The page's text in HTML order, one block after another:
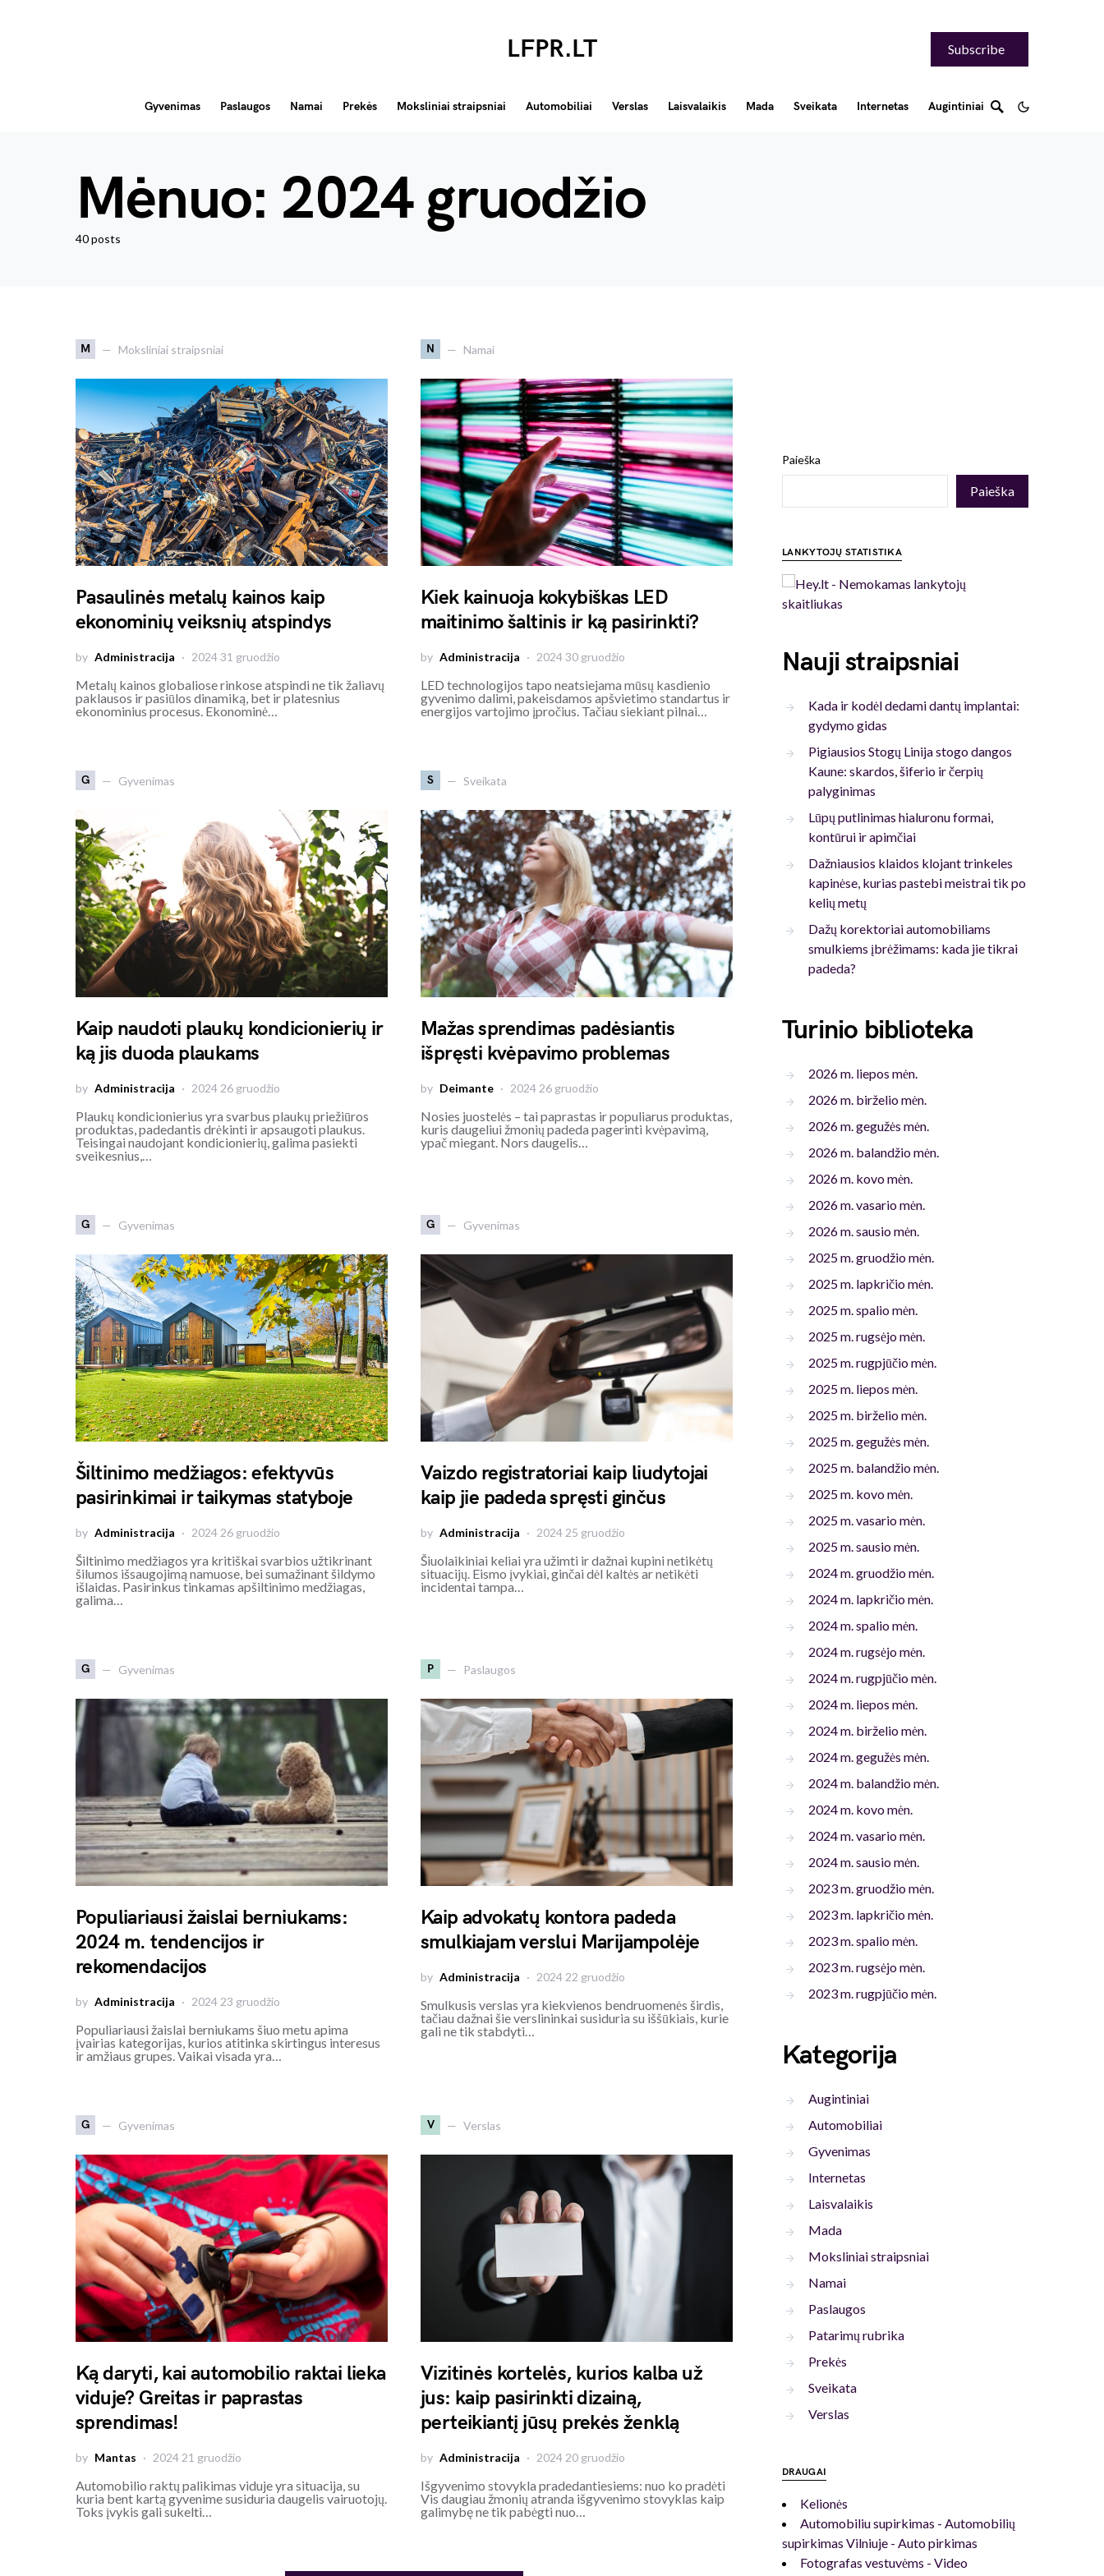
LFPR.LT Subscribe
Gyvenimas Paslaugos Namai Prekės Moksliniai straipsniai Automobiliai Verslas Laisvalaikis Mada Sveikata Internetas Augintiniai
Mėnuo: 2024 gruodžio
40 posts
M Moksliniai straipsniai
Pasaulinės metalų kainos kaip
ekonominių veiksnių atspindys
by Administracija 2024 31 gruodžio
Metalų kainos globaliose rinkose atspindi ne tik žaliavų
paklausos ir pasiūlos dinamiką, bet ir platesnius
ekonominius procesus. Ekonominė…
N Namai
Kiek kainuoja kokybiškas LED
maitinimo šaltinis ir ką pasirinkti?
by Administracija 2024 30 gruodžio
LED technologijos tapo neatsiejama mūsų kasdienio
gyvenimo dalimi, pakeisdamos apšvietimo standartus ir
energijos vartojimo įpročius. Tačiau siekiant pilnai…
G Gyvenimas
Kaip naudoti plaukų kondicionierių ir
ką jis duoda plaukams
by Administracija 2024 26 gruodžio
Plaukų kondicionierius yra svarbus plaukų priežiūros
produktas, padedantis drėkinti ir apsaugoti plaukus.
Teisingai naudojant kondicionierių, galima pasiekti
sveikesnius,…
S Sveikata
Mažas sprendimas padėsiantis
išpręsti kvėpavimo problemas
by Deimante 2024 26 gruodžio
Nosies juostelės – tai paprastas ir populiarus produktas,
kuris daugeliui žmonių padeda pagerinti kvėpavimą,
ypač miegant. Nors daugelis…
G Gyvenimas
Šiltinimo medžiagos: efektyvūs
pasirinkimai ir taikymas statyboje
by Administracija 2024 26 gruodžio
Šiltinimo medžiagos yra kritiškai svarbios užtikrinant
šilumos išsaugojimą namuose, bei sumažinant šildymo
išlaidas. Pasirinkus tinkamas apšiltinimo medžiagas,
galima…
G Gyvenimas
Vaizdo registratoriai kaip liudytojai
kaip jie padeda spręsti ginčus
by Administracija 2024 25 gruodžio
Šiuolaikiniai keliai yra užimti ir dažnai kupini netikėtų
situacijų. Eismo įvykiai, ginčai dėl kaltės ar netikėti
incidentai tampa…
G Gyvenimas
Populiariausi žaislai berniukams:
2024 m. tendencijos ir
rekomendacijos
by Administracija 2024 23 gruodžio
Populiariausi žaislai berniukams šiuo metu apima
įvairias kategorijas, kurios atitinka skirtingus interesus
ir amžiaus grupes. Vaikai visada yra…
P Paslaugos
Kaip advokatų kontora padeda
smulkiajam verslui Marijampolėje
by Administracija 2024 22 gruodžio
Smulkusis verslas yra kiekvienos bendruomenės širdis,
tačiau dažnai šie verslininkai susiduria su iššūkiais, kurie
gali ne tik stabdyti…
G Gyvenimas
Ką daryti, kai automobilio raktai lieka
viduje? Greitas ir paprastas
sprendimas!
by Mantas 2024 21 gruodžio
Automobilio raktų palikimas viduje yra situacija, su
kuria bent kartą gyvenime susiduria daugelis vairuotojų.
Toks įvykis gali sukelti…
V Verslas
Vizitinės kortelės, kurios kalba už
jus: kaip pasirinkti dizainą,
perteikiantį jūsų prekės ženklą
by Administracija 2024 20 gruodžio
Išgyvenimo stovykla pradedantiesiems: nuo ko pradėti
Vis daugiau žmonių atranda išgyvenimo stovyklas kaip
galimybę ne tik pabėgti nuo…
Paieška
Paieška
LANKYTOJŲ STATISTIKA
Nauji straipsniai
Kada ir kodėl dedami dantų implantai:
gydymo gidas
Pigiausios Stogų Linija stogo dangos
Kaune: skardos, šiferio ir čerpių
palyginimas
Lūpų putlinimas hialuronu formai,
kontūrui ir apimčiai
Dažniausios klaidos klojant trinkeles
kapinėse, kurias pastebi meistrai tik po
kelių metų
Dažų korektoriai automobiliams
smulkiems įbrėžimams: kada jie tikrai
padeda?
Turinio biblioteka
2026 m. liepos mėn.
2026 m. birželio mėn.
2026 m. gegužės mėn.
2026 m. balandžio mėn.
2026 m. kovo mėn.
2026 m. vasario mėn.
2026 m. sausio mėn.
2025 m. gruodžio mėn.
2025 m. lapkričio mėn.
2025 m. spalio mėn.
2025 m. rugsėjo mėn.
2025 m. rugpjūčio mėn.
2025 m. liepos mėn.
2025 m. birželio mėn.
2025 m. gegužės mėn.
2025 m. balandžio mėn.
2025 m. kovo mėn.
2025 m. vasario mėn.
2025 m. sausio mėn.
2024 m. gruodžio mėn.
2024 m. lapkričio mėn.
2024 m. spalio mėn.
2024 m. rugsėjo mėn.
2024 m. rugpjūčio mėn.
2024 m. liepos mėn.
2024 m. birželio mėn.
2024 m. gegužės mėn.
2024 m. balandžio mėn.
2024 m. kovo mėn.
2024 m. vasario mėn.
2024 m. sausio mėn.
2023 m. gruodžio mėn.
2023 m. lapkričio mėn.
2023 m. spalio mėn.
2023 m. rugsėjo mėn.
2023 m. rugpjūčio mėn.
Kategorija
Augintiniai
Automobiliai
Gyvenimas
Internetas
Laisvalaikis
Mada
Moksliniai straipsniai
Namai
Paslaugos
Patarimų rubrika
Prekės
Sveikata
Verslas
DRAUGAI
Kelionės
Automobiliu supirkimas - Automobilių
supirkimas Vilniuje - Auto pirkimas
Fotografas vestuvėms - Video